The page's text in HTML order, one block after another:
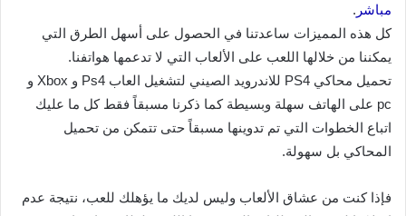
مباشر .
كل هذه المميزات ساعدتنا في الحصول على أسهل الطرق التي
يمكننا من خلالها اللعب على الألعاب التي لا تدعمها هواتفنا.
تحميل محاكي PS4 للاندرويد الصيني لتشغيل العاب Ps4 و Xbox و
pc على الهاتف سهلة وبسيطة كما ذكرنا مسبقاً فقط كل ما عليك
اتباع الخطوات التي تم تدوينها مسبقاً حتى تتمكن من تحميل
المحاكي بل سهولة.
فإذا كنت من عشاق الألعاب وليس لديك ما يؤهلك للعب، نتيجة عدم